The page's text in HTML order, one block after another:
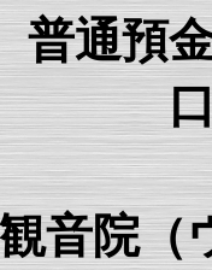
号
音院（